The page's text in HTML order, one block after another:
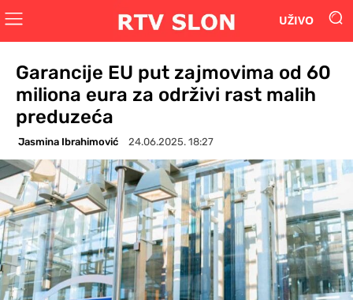
UŽIVO
Garancije EU put zajmovima od 60
miliona eura za održivi rast malih
preduzeća
Jasmina Ibrahimović 24.06.2025. 18:27